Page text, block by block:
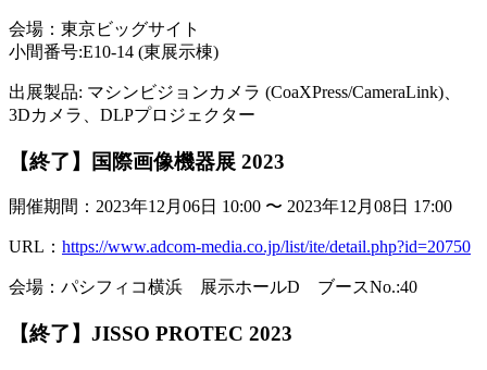
会場：東京ビッグサイト
小間番号:E10-14 (東展示棟)
出展製品: マシンビジョンカメラ (CoaXPress/CameraLink)、
3Dカメラ、DLPプロジェクター
【終了】国際画像機器展 2023
開催期間：2023年12月06日 10:00 〜 2023年12月08日 17:00
URL： https://www.adcom-media.co.jp/list/ite/detail.php?id=20750
会場：パシフィコ横浜 展示ホールD ブースNo.:40
【終了】JISSO PROTEC 2023